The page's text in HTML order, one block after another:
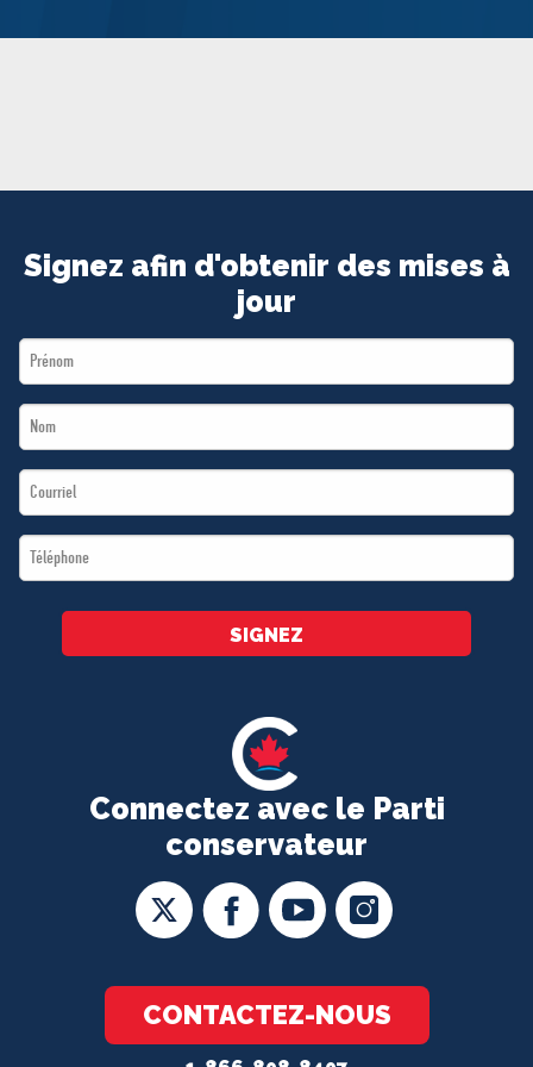
Connectez avec le Parti
conservateur
CONTACTEZ-NOUS
Signez afin d'obtenir des mises à
jour
First
Name
Last
Name
Email
*
Téléphone
*
SIGNEZ